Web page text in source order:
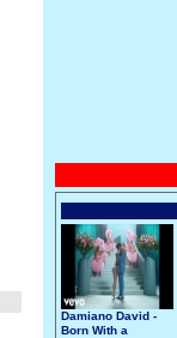
Damiano David -
Born With a